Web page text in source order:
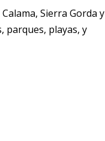
Sierra Gorda y
parques, playas, y